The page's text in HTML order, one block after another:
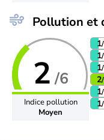
Pollution et
2 /6
Indice pollution
Moyen
1
1
1
2
1
1